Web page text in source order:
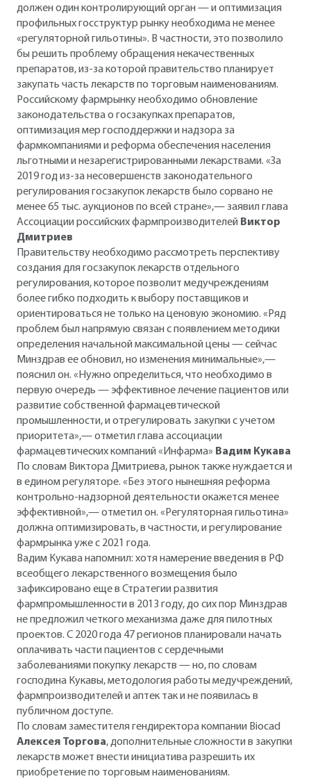
должен один контролирующий орган — и оптимизация
профильных госструктур рынку необходима не менее
«регуляторной гильотины». В частности, это позволило
бы решить проблему обращения некачественных
препаратов, из-за которой правительство планирует
закупать часть лекарств по торговым наименованиям.
Российскому фармрынку необходимо обновление
законодательства о госзакупках препаратов,
оптимизация мер господдержки и надзора за
фармкомпаниями и реформа обеспечения населения
льготными и незарегистрированными лекарствами. «За
2019 год из-за несовершенств законодательного
регулирования госзакупок лекарств было сорвано не
менее 65 тыс. аукционов по всей стране»,— заявил глава
Ассоциации российских фармпроизводителей Виктор
Дмитриев
Правительству необходимо рассмотреть перспективу
создания для госзакупок лекарств отдельного
регулирования, которое позволит медучреждениям
более гибко подходить к выбору поставщиков и
ориентироваться не только на ценовую экономию. «Ряд
проблем был напрямую связан с появлением методики
определения начальной максимальной цены — сейчас
Минздрав ее обновил, но изменения минимальные»,—
пояснил он. «Нужно определиться, что необходимо в
первую очередь — эффективное лечение пациентов или
развитие собственной фармацевтической
промышленности, и отрегулировать закупки с учетом
приоритета»,— отметил глава ассоциации
фармацевтических компаний «Инфарма» Вадим Кукава
По словам Виктора Дмитриева, рынок также нуждается и
в едином регуляторе. «Без этого нынешняя реформа
контрольно-надзорной деятельности окажется менее
эффективной»,— отметил он. «Регуляторная гильотина»
должна оптимизировать, в частности, и регулирование
фармрынка уже с 2021 года.
Вадим Кукава напомнил: хотя намерение введения в РФ
всеобщего лекарственного возмещения было
зафиксировано еще в Стратегии развития
фармпромышленности в 2013 году, до сих пор Минздрав
не предложил четкого механизма даже для пилотных
проектов. С 2020 года 47 регионов планировали начать
оплачивать части пациентов с сердечными
заболеваниями покупку лекарств — но, по словам
господина Кукавы, методология работы медучреждений,
фармпроизводителей и аптек так и не появилась в
публичном доступе.
По словам заместителя гендиректора компании Biocad
Алексея Торгова, дополнительные сложности в закупки
лекарств может внести инициатива разрешить их
приобретение по торговым наименованиям.